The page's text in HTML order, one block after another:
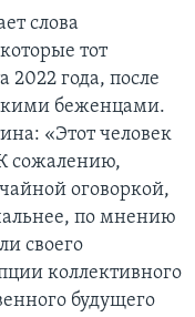
слова
тот
года, после
беженцами.
«Этот человек
сожалению,
оговоркой,
по мнению
своего
коллективного
будущего